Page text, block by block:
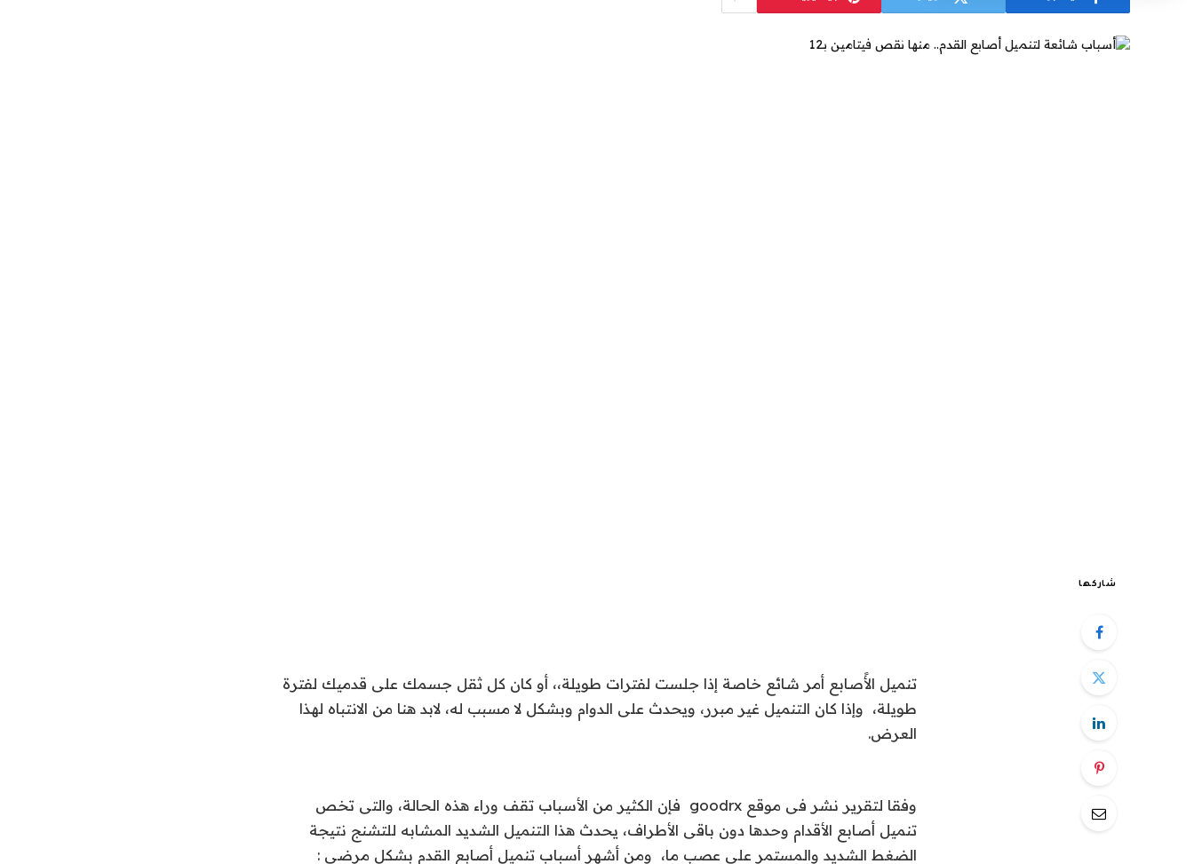
شاركها
تنميل الأًصابع أمر شائع خاصة إذا جلست لفترات طويلة،، أو كان كل ثقل جسمك على قدميك لفترة
طويلة، وإذا كان التنميل غير مبرر، ويحدث على الدوام وبشكل لا مسبب له، لابد هنا من الانتباه لهذا
العرض.
وفقا لتقرير نشر فى موقع goodrx فإن الكثير من الأسباب تقف وراء هذه الحالة، والتى تخص
تنميل أصابع الأقدام وحدها دون باقى الأطراف، يحدث هذا التنميل الشديد المشابه للتشنج نتيجة
الضغط الشديد والمستمر على عصب ما، ومن أشهر أسباب تنميل أصابع القدم بشكل مرضى :